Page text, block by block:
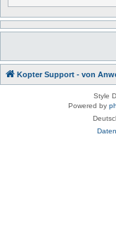
Kopter Support - von
Style
Powered by